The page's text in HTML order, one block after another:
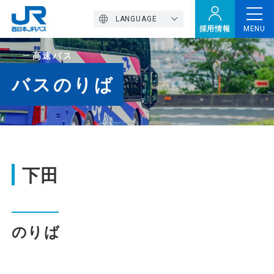
採用情報
LANGUAGE
MENU
トップページ
西バスの魅力
高速バス
定期観光バス
高速バス
バスのりば
下田
のりば